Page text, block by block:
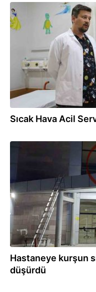
31.07.2026
Sıcak Hava Acil
Hastaneye kurşun
düşürdü